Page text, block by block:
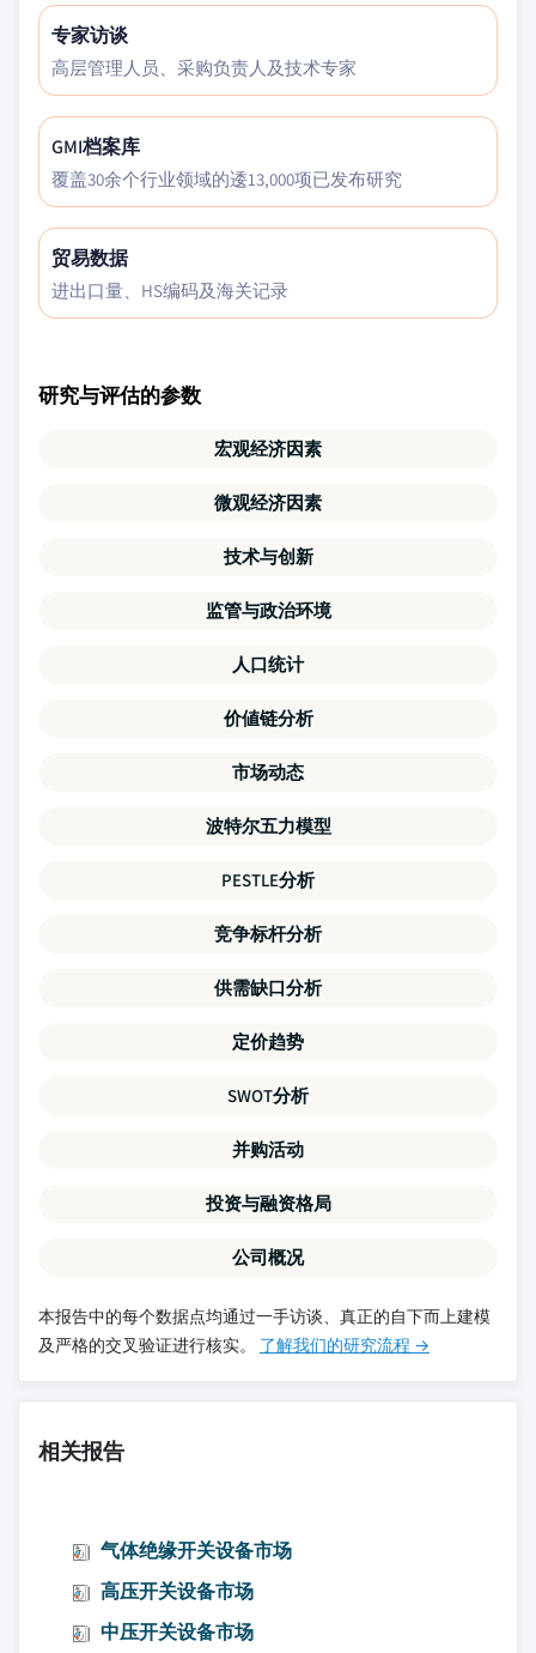
专家访谈
高层管理人员、采购负责人及技术专家
GMI档案库
覆盖30余个行业领域的逶13,000项已发布研究
贸易数据
进出口量、HS编码及海关记录
研究与评估的参数
宏观经济因素
微观经济因素
技术与创新
监管与政治环境
人口统计
价値链分析
市场动态
波特尔五力模型
PESTLE分析
竞争标杆分析
供需缺口分析
定价趋势
SWOT分析
并购活动
投资与融资格局
公司概况
本报告中的每个数据点均通过一手访谈、真正的自下而上建模
及严格的交叉验证进行核实。 了解我们的研究流程 →
相关报告
气体绝缘开关设备市场
高压开关设备市场
中压开关设备市场